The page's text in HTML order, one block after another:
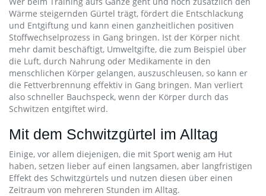
Wärme steigernden Gürtel trägt, fördert die Entschlackung
und Entgiftung und kann einen ganzheitlichen positiven
Stoffwechselprozess in Gang bringen. Ist der Körper nicht
mehr damit beschäftigt, Umweltgifte, die zum Beispiel über
die Luft, durch Nahrung oder Medikamente in den
menschlichen Körper gelangen, auszuschleusen, so kann er
die Fettverbrennung effektiv in Gang bringen. Man verliert
also schneller Bauchspeck, wenn der Körper durch das
Schwitzen entgiftet wird.
Mit dem Schwitzgürtel im Alltag
Einige, vor allem diejenigen, die mit Sport wenig am Hut
haben, setzen lieber auf einen langsamen, aber langfristigen
Effekt des Schwitzgürtels und nutzen diesen über einen
Zeitraum von mehreren Stunden im Alltag.